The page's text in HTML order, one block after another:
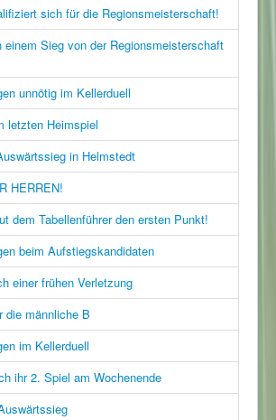
sich für die Regionsmeisterschaft!
einem Sieg von der Regionsmeisterschaft
unnötig im Kellerduell
letzten Heimspiel
in Helmstedt
HERREN!
dem Tabellenführer den ersten Punkt!
beim Aufstiegskandidaten
einer frühen Verletzung
die männliche B
im Kellerduell
ihr 2. Spiel am Wochenende